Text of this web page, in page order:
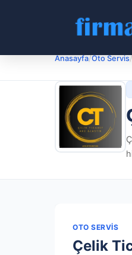
Anasayfa/Oto Servis/
OTO SERVIS
Çelik